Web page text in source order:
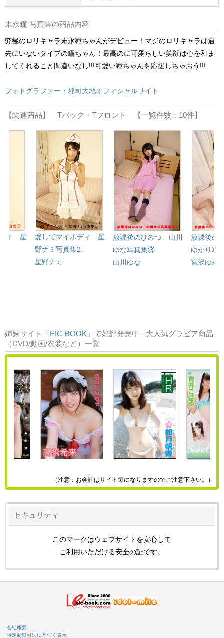
末永瞳 写真集の商品内容
究極のロリキャラ末永瞳ちゃんがデビュー！マジのロリキャラは過
去にいないタイプの瞳ちゃん！最高のに可愛らしい笑顔は心を和ま
してくれること間違いなし!!!可愛い瞳ちゃんを応援しちゃおう!!!
フォトグラファー・郡司大地オフィシャルサイト
【関連商品】 Tバック・Tフロント 【一覧件数：10件】
ディ 星
愛してマイボディ 星
野ナミ写真集2
星野ナミ
放課後のひみつ 山川
ゆな写真集③
山川ゆな
放課後の
ゆかり写
宮沢ゆか
姉妹サイト「EIC-BOOK 」で好評発売中 - 大人気グラビア商品
（DVD/動画/衣装など）一覧
（注意：お会計はサイト毎になりますのでご注意下さい。）
セキュリティ
このマークはウェブサイトを安心して
ご利用いただける安全の証です。
会社概要
特定商取引法に基づく表示